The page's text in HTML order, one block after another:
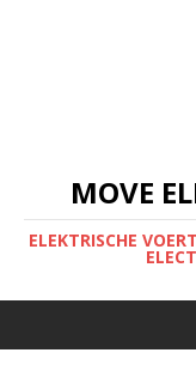
MOVE
ELEKTRISCHE